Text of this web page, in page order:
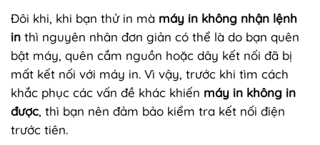
Đôi khi, khi bạn thử in mà máy in không nhận lệnh
in thì nguyên nhân đơn giản có thể là do bạn quên
bật máy, quên cắm nguồn hoặc dây kết nối đã bị
mất kết nối với máy in. Vì vậy, trước khi tìm cách
khắc phục các vấn đề khác khiến máy in không in
được, thì bạn nên đảm bảo kiểm tra kết nối điện
trước tiên.